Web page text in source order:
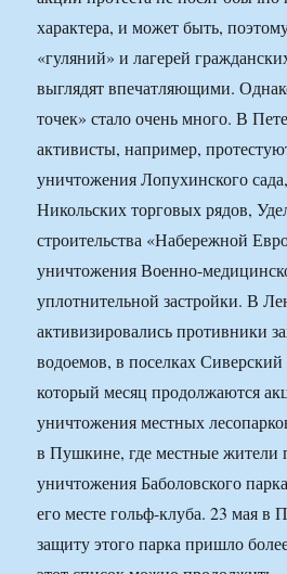
характера, и может быть,
«гуляний» и лагерей
выглядят впечатляющими.
точек» стало очень много. В
активисты, например,
уничтожения Лопухинского
Никольских торговых рядов,
строительства «Набережной
уничтожения Военно-
уплотнительной застройки. В
активизировались противники
водоемов, в поселках
который месяц продолжаются
уничтожения местных
в Пушкине, где местные жители
уничтожения Баболовского
его месте гольф-клуба. 23 мая
защиту этого парка пришло